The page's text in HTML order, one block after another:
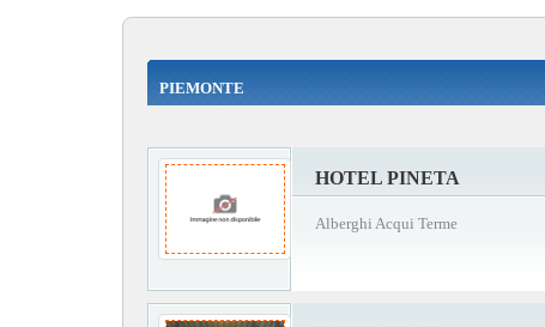
PIEMONTE
HOTEL PINETA
Alberghi Acqui Terme